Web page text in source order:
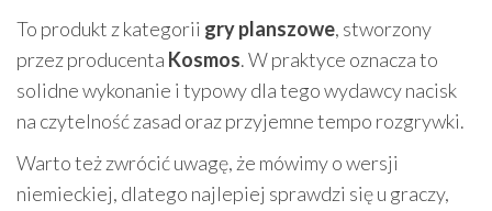
To produkt z kategorii gry planszowe, stworzony
przez producenta Kosmos. W praktyce oznacza to
solidne wykonanie i typowy dla tego wydawcy nacisk
na czytelność zasad oraz przyjemne tempo rozgrywki.
Warto też zwrócić uwagę, że mówimy o wersji
niemieckiej, dlatego najlepiej sprawdzi się u graczy,